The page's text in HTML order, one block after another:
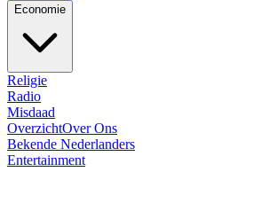
Economie
Religie
Radio
Misdaad
OverzichtOver Ons
Bekende Nederlanders
Entertainment